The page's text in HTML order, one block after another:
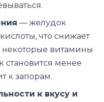
— желудок
что снижает
некоторые витамины
менее
к запорам.
к вкусу и